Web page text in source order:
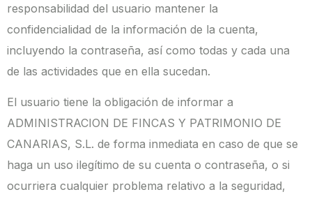
responsabilidad del usuario mantener la
confidencialidad de la información de la cuenta,
incluyendo la contraseña, así como todas y cada una
de las actividades que en ella sucedan.
El usuario tiene la obligación de informar a
ADMINISTRACION DE FINCAS Y PATRIMONIO DE
CANARIAS, S.L. de forma inmediata en caso de que se
haga un uso ilegítimo de su cuenta o contraseña, o si
ocurriera cualquier problema relativo a la seguridad,